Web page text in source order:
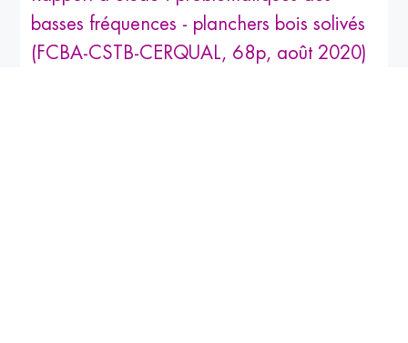
basses fréquences - planchers bois solivés
(FCBA-CSTB-CERQUAL, 68p, août 2020)